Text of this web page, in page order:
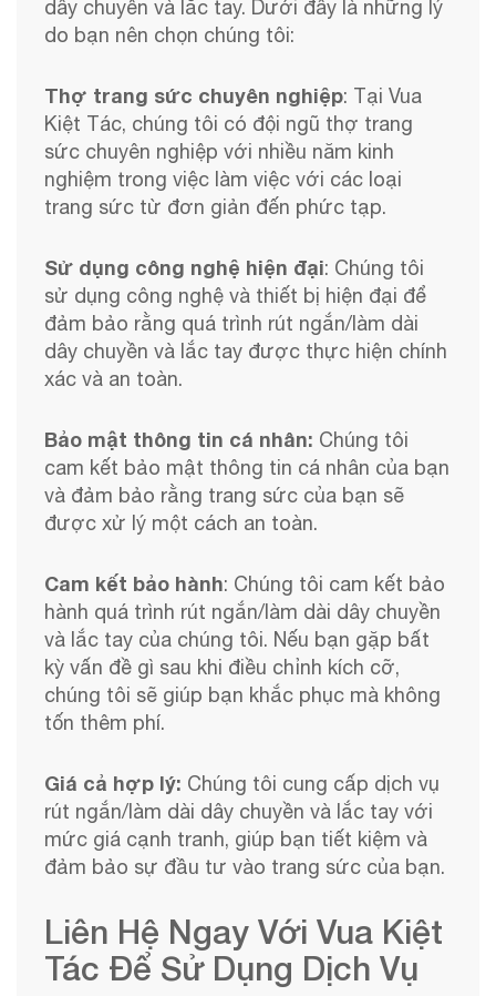
dây chuyền và lắc tay. Dưới đây là những lý
do bạn nên chọn chúng tôi:
Thợ trang sức chuyên nghiệp: Tại Vua
Kiệt Tác, chúng tôi có đội ngũ thợ trang
sức chuyên nghiệp với nhiều năm kinh
nghiệm trong việc làm việc với các loại
trang sức từ đơn giản đến phức tạp.
Sử dụng công nghệ hiện đại: Chúng tôi
sử dụng công nghệ và thiết bị hiện đại để
đảm bảo rằng quá trình rút ngắn/làm dài
dây chuyền và lắc tay được thực hiện chính
xác và an toàn.
Bảo mật thông tin cá nhân: Chúng tôi
cam kết bảo mật thông tin cá nhân của bạn
và đảm bảo rằng trang sức của bạn sẽ
được xử lý một cách an toàn.
Cam kết bảo hành: Chúng tôi cam kết bảo
hành quá trình rút ngắn/làm dài dây chuyền
và lắc tay của chúng tôi. Nếu bạn gặp bất
kỳ vấn đề gì sau khi điều chỉnh kích cỡ,
chúng tôi sẽ giúp bạn khắc phục mà không
tốn thêm phí.
Giá cả hợp lý: Chúng tôi cung cấp dịch vụ
rút ngắn/làm dài dây chuyền và lắc tay với
mức giá cạnh tranh, giúp bạn tiết kiệm và
đảm bảo sự đầu tư vào trang sức của bạn.
Liên Hệ Ngay Với Vua Kiệt
Tác Để Sử Dụng Dịch Vụ